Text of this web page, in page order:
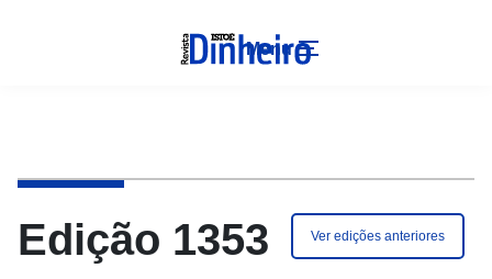
Menu
Edição 1353 Ver edições anteriores